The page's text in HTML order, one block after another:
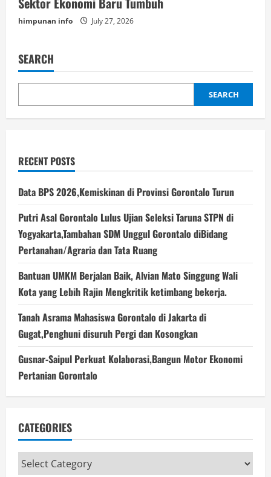
himpunan info July 27, 2026
SEARCH
SEARCH
RECENT POSTS
Data BPS 2026,Kemiskinan di Provinsi Gorontalo Turun
Putri Asal Gorontalo Lulus Ujian Seleksi Taruna STPN di
Yogyakarta,Tambahan SDM Unggul Gorontalo diBidang
Pertanahan/Agraria dan Tata Ruang
Bantuan UMKM Berjalan Baik, Alvian Mato Singgung Wali
Kota yang Lebih Rajin Mengkritik ketimbang bekerja.
Tanah Asrama Mahasiswa Gorontalo di Jakarta di
Gugat,Penghuni disuruh Pergi dan Kosongkan
Gusnar-Saipul Perkuat Kolaborasi,Bangun Motor Ekonomi
Pertanian Gorontalo
CATEGORIES
Categories